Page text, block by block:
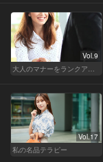
Vol.9
大人のマナーをランクアップせよ
Vol.17
私の名品テラピー